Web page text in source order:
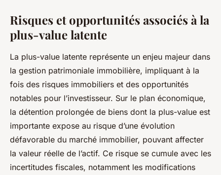
Risques et opportunités associés à la
plus-value latente
La plus-value latente représente un enjeu majeur dans
la gestion patrimoniale immobilière, impliquant à la
fois des risques immobiliers et des opportunités
notables pour l’investisseur. Sur le plan économique,
la détention prolongée de biens dont la plus-value est
importante expose au risque d’une évolution
défavorable du marché immobilier, pouvant affecter
la valeur réelle de l’actif. Ce risque se cumule avec les
incertitudes fiscales, notamment les modifications